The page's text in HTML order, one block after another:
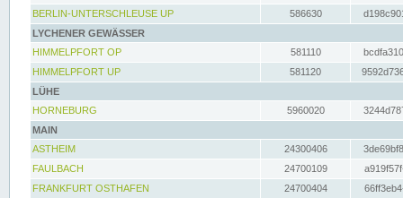
BERLIN-UNTERSCHLEUSE UP
586630
LYCHENER GEWÄSSER
HIMMELPFORT OP
581110
HIMMELPFORT UP
581120
LÜHE
HORNEBURG
5960020
MAIN
ASTHEIM
24300406
FAULBACH
24700109
FRANKFURT OSTHAFEN
24700404